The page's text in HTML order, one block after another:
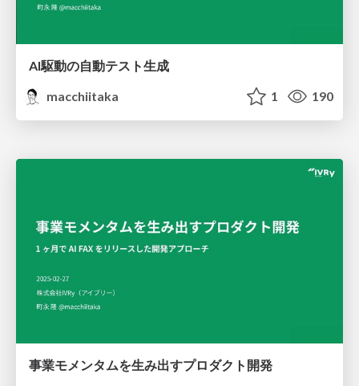
AI駆動の自動テスト生成
macchiitaka
1 190
事業モメンタムを生み出すプロダクト開発